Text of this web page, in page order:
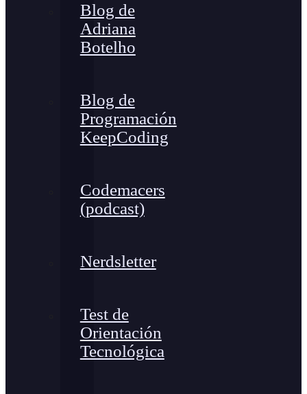
Blog de
Adriana
Botelho
Blog de
Programación
KeepCoding
Codemacers
(podcast)
Nerdsletter
Test de
Orientación
Tecnológica